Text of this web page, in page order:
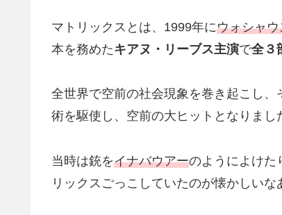
マトリックスとは、1999年にウォシャ
本を務めたキアヌ・リーブス主演で全３
全世界で空前の社会現象を巻き起こし
術を駆使し、空前の大ヒットとなりまし
当時は銃をイナバウアーのようによけた
リックスごっこしていたのが懐かしいな